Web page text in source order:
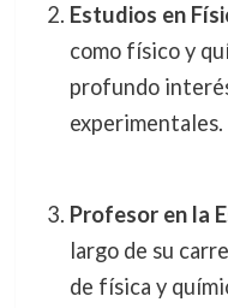
Estudios en
como físico y
profundo
experimentales.
Profesor en la
largo de su
de física y